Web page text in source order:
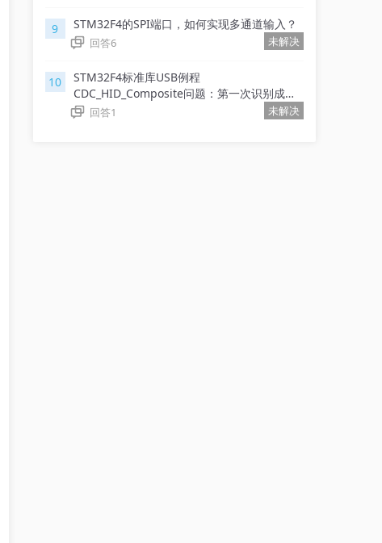
9 STM32F4的SPI端口，如何实现多通道输入？
回答6 未解决
10
STM32F4标准库USB例程
CDC_HID_Composite问题：第一次识别成
功，后续插入电脑均识别失败
回答1 未解决